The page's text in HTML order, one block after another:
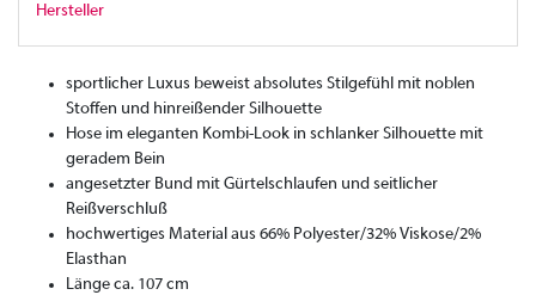
Hersteller
sportlicher Luxus beweist absolutes Stilgefühl mit noblen
Stoffen und hinreißender Silhouette
Hose im eleganten Kombi-Look in schlanker Silhouette mit
geradem Bein
angesetzter Bund mit Gürtelschlaufen und seitlicher
Reißverschluß
hochwertiges Material aus 66% Polyester/32% Viskose/2%
Elasthan
Länge ca. 107 cm